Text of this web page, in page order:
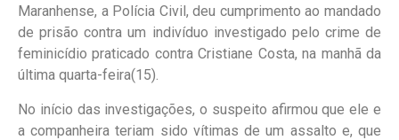
Maranhense, a Polícia Civil, deu cumprimento ao mandado
de prisão contra um indivíduo investigado pelo crime de
feminicídio praticado contra Cristiane Costa, na manhã da
última quarta-feira(15).
No início das investigações, o suspeito afirmou que ele e
a companheira teriam sido vítimas de um assalto e, que